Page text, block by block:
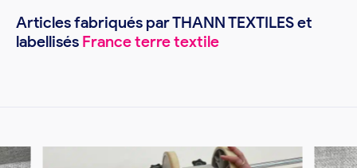
Articles fabriqués par THANN TEXTILES et
labellisés France terre textile